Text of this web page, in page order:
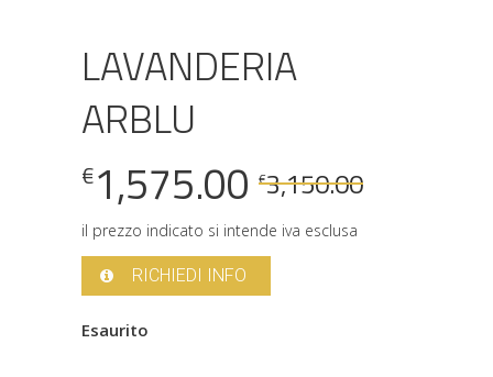
LAVANDERIA
ARBLU
€3,150.00Il
€1,575.00 Il
il prezzo indicato si intende iva esclusa
RICHIEDI INFO
Esaurito